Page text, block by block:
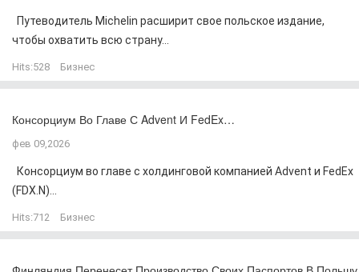
Путеводитель Michelin расширит свое польское издание,
чтобы охватить всю страну...
Hits:528 Бизнес
Консорциум Во Главе С Advent И FedEx…
фев 09,2026
Консорциум во главе с холдинговой компанией Advent и FedEx
(FDX.N)...
Hits:712 Бизнес